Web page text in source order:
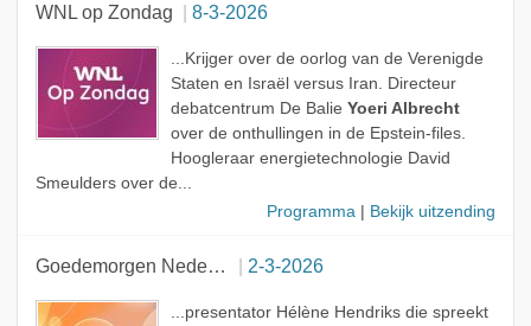
WNL op Zondag 8-3-2026
...Krijger over de oorlog van de Verenigde
Staten en Israël versus Iran. Directeur
debatcentrum De Balie Yoeri Albrecht
over de onthullingen in de Epstein-files.
Hoogleraar energietechnologie David
Smeulders over de...
Programma
Bekijk uitzending
Goedemorgen Nederland 2-3-2026
...presentator Hélène Hendriks die spreekt